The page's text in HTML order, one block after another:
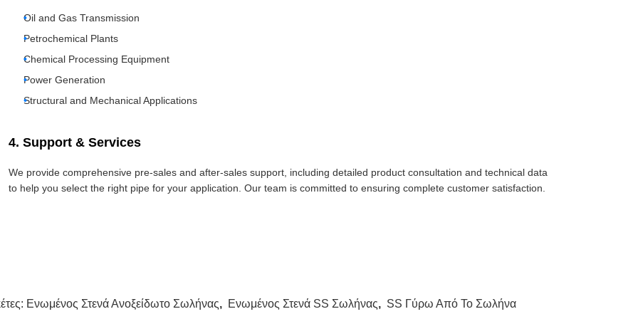
Oil and Gas Transmission
Petrochemical Plants
Chemical Processing Equipment
Power Generation
Structural and Mechanical Applications
4. Support & Services
We provide comprehensive pre-sales and after-sales support, including detailed product consultation and technical data
to help you select the right pipe for your application. Our team is committed to ensuring complete customer satisfaction.
Ενωμένος Στενά Ανοξείδωτο Σωλήνας, Ενωμένος Στενά SS Σωλήνας, SS Γύρω Από Το Σωλήνα